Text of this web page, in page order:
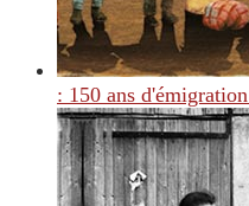
: 150 ans d'émigration